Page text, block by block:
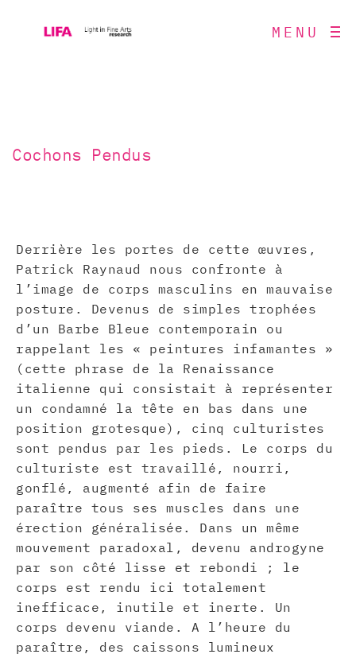
MENU
Cochons Pendus
Derrière les portes de cette œuvres,
Patrick Raynaud nous confronte à
l’image de corps masculins en mauvaise
posture. Devenus de simples trophées
d’un Barbe Bleue contemporain ou
rappelant les « peintures infamantes »
(cette phrase de la Renaissance
italienne qui consistait à représenter
un condamné la tête en bas dans une
position grotesque), cinq culturistes
sont pendus par les pieds. Le corps du
culturiste est travaillé, nourri,
gonflé, augmenté afin de faire
paraître tous ses muscles dans une
érection généralisée. Dans un même
mouvement paradoxal, devenu androgyne
par son côté lisse et rebondi ; le
corps est rendu ici totalement
inefficace, inutile et inerte. Un
corps devenu viande. A l’heure du
paraître, des caissons lumineux